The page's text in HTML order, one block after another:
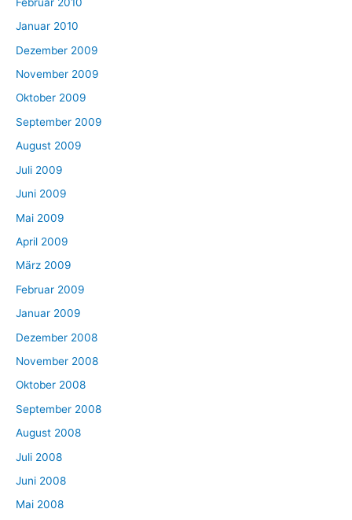
Januar 2010
Dezember 2009
November 2009
Oktober 2009
September 2009
August 2009
Juli 2009
Juni 2009
Mai 2009
April 2009
März 2009
Februar 2009
Januar 2009
Dezember 2008
November 2008
Oktober 2008
September 2008
August 2008
Juli 2008
Juni 2008
Mai 2008